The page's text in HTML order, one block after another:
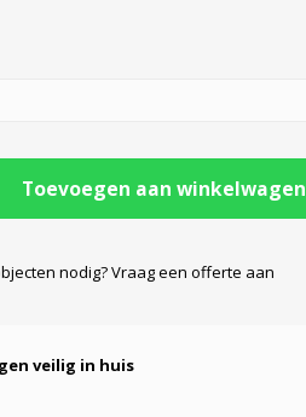
Toevoegen aan winkelwagen
nodig? Vraag een offerte aan
veilig in huis